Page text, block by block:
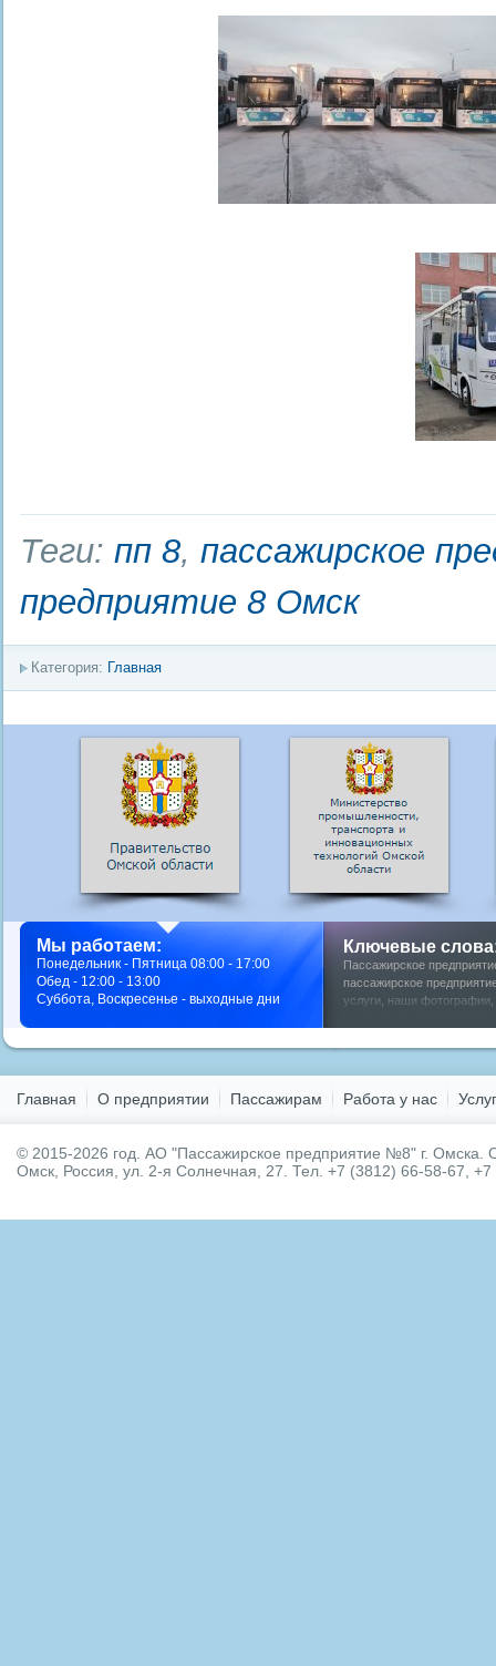
Теги: пп 8, пассажирское
предприятие 8 Омск
Категория: Главная
Ключевые
Пассажирское
пассажирское
услуги
наши фотографии
Мы работаем:
Понедельник - Пятница 08:00 - 17:00
Обед - 12:00 - 13:00
Суббота, Воскресенье - выходные дни
Главная О предприятии Пассажирам Работа у нас
© 2015-2026 год. АО "Пассажирское предприятие №8" г. Омска.
Омск, Россия, ул. 2-я Солнечная, 27. Тел. +7 (3812) 66-58-67,